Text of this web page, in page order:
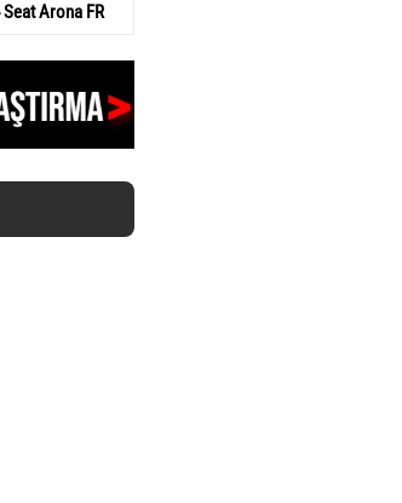
Arona FR